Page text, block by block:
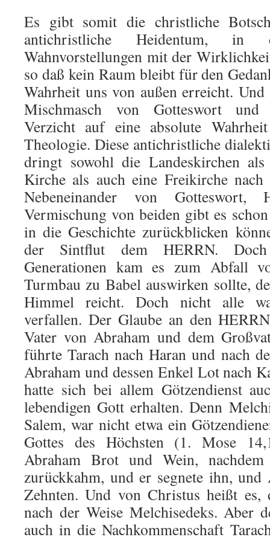
Es gibt somit die christliche
antichristliche Heidentum,
Wahnvorstellungen mit der
so daß kein Raum bleibt für den
Wahrheit uns von außen erreicht.
Mischmasch von Gotteswort und
Verzicht auf eine absolute
Theologie. Diese antichristliche
dringt sowohl die Landeskirchen
Kirche als auch eine Freikirche nach
Nebeneinander von Gotteswort,
Vermischung von beiden gibt es
in die Geschich­te zurückblicken
der Sintflut dem HERRN.
Generationen kam es zum Abfall
Turmbau zu Babel auswir­ken sollte,
Himmel reicht. Doch nicht alle
verfallen. Der Glaube an den
Vater von Abraham und dem
führte Tarach nach Ha­ran und nach
Abraham und dessen Enkel Lot nach
hatte sich bei allem Götzendienst
lebendigen Gott erhalten. Denn
Salem, war nicht etwa ein
Gottes des Höchsten (1. Mose
Abraham Brot und Wein,
zurückkahm, und er segnete ihn,
Zehnten. Und von Christus heißt
nach der Weise Melchisedeks. Aber
auch in die Nachkommenschaft